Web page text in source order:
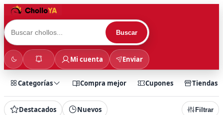
Buscar
Mi cuenta Enviar
Categorías Compra mejor Cupones Tiendas
Destacados Nuevos Filtrar